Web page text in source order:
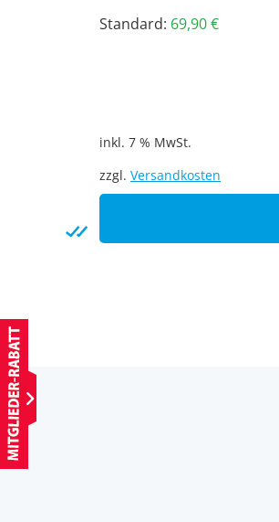
Standard: 69,90€
inkl. 7 % MwSt.
zzgl. Versandkosten